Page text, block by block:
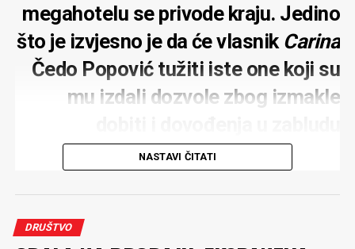
megahotelu se privode kraju. Jedino
što je izvjesno je da će vlasnik Carina
Čedo Popović tužiti iste one koji su
mu izdali dozvole zbog izmakle
Rok o vraćanju plaže u Baošićima, koju je nasula
kompanija Carinekoja gradi megahotel u ovom malom
NASTAVI ČITATI
DRUŠTVO